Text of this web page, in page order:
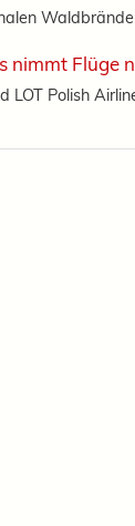
nimmt Flüge
LOT Polish